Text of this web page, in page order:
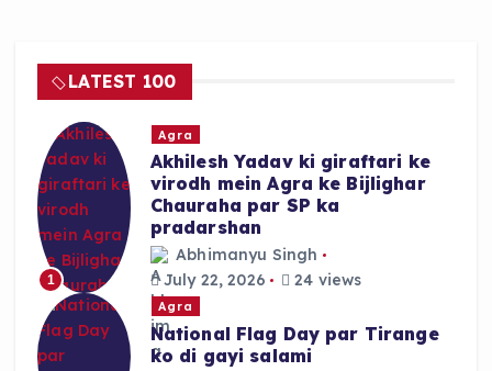
o
o
k
p
p
LATEST 100
1
Agra
Akhilesh Yadav ki giraftari ke
virodh mein Agra ke Bijlighar
Chauraha par SP ka
pradarshan
Abhimanyu Singh
July 22, 2026
24 views
Agra
National Flag Day par Tirange
ko di gayi salami